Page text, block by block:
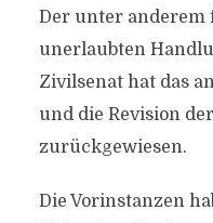
Der unter anderem
unerlaubten
Zivilsenat hat das
und die Revision
zurückgewiesen.
Die Vorinstanzen